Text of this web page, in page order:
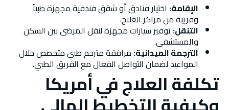
الإقامة: اختيار فنادق أو شقق فندقية مجهزة طبياً
وقريبة من مراكز العلاج.
التنقل: توفير سيارات مجهزة لنقل المرضى بين السكن
والمستشفى.
الترجمة الميدانية: مرافقة مترجم طبي متخصص خلال
المواعيد لضمان التواصل الفعال مع الفريق الطبي.
تكلفة العلاج في أمريكا